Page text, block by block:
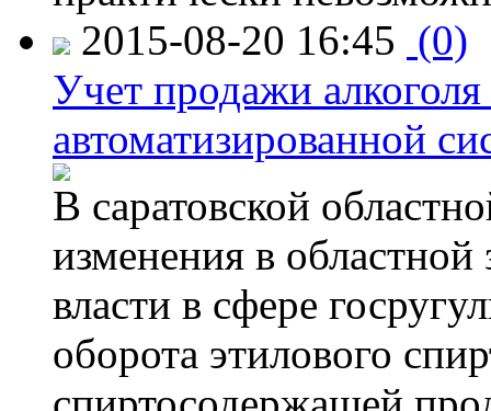
2015-08-20 16:45 (0)
Учет продажи
автоматизированной
В саратовской
изменения в
власти в сфере
оборота этилового